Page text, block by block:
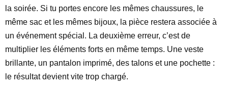
la soirée. Si tu portes encore les mêmes chaussures, le
même sac et les mêmes bijoux, la pièce restera associée à
un événement spécial. La deuxième erreur, c’est de
multiplier les éléments forts en même temps. Une veste
brillante, un pantalon imprimé, des talons et une pochette :
le résultat devient vite trop chargé.